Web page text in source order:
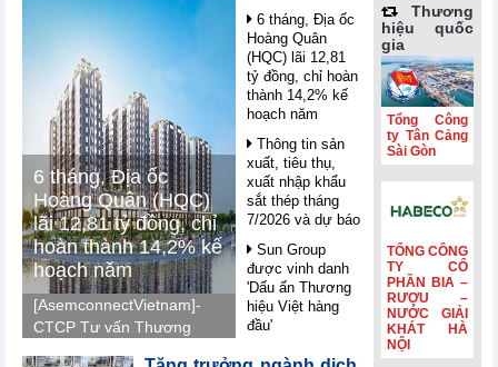
6 tháng, Địa ốc
Hoàng Quân (HQC)
lãi 12,81 tỷ đồng, chỉ
hoàn thành 14,2% kế
hoạch năm
[AsemconnectVietnam]-
CTCP Tư vấn Thương
6 tháng, Địa ốc
Hoàng Quân
(HQC) lãi 12,81
tỷ đồng, chỉ hoàn
thành 14,2% kế
hoạch năm
Thông tin sản
xuất, tiêu thụ,
xuất nhập khẩu
sắt thép tháng
7/2026 và dự báo
Sun Group
được vinh danh
'Dấu ấn Thương
hiệu Việt hàng
đầu'
Nghị quyết 10 -
Thương
hiệu quốc
gia
Tổng Công
ty Tân Cảng
Sài Gòn
TỔNG CÔNG
TY CỔ
PHẦN BIA –
RƯỢU –
NƯỚC GIẢI
KHÁT HÀ
NỘI